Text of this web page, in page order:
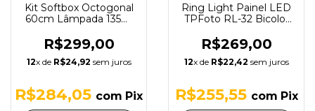
Kit Softbox Octogonal
60cm Lâmpada 135W
R$299,00
12x de R$24,92 sem juros
R$284,05 com Pix
Ring Light Painel LED
TPFoto RL-32 Bicolor
Controle Remoto e
Tripé 1,9m
R$269,00
12x de R$22,42 sem juros
R$255,55 com Pix